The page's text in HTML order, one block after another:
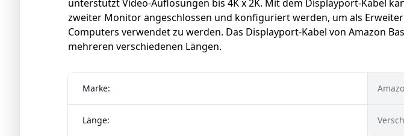
unterstützt Video-Auflösungen bis 4K x 2K. Mit dem Displayport-Kabel
zweiter Monitor angeschlossen und konfiguriert werden, um als
Computers verwendet zu werden. Das Displayport-Kabel von Amazon
mehreren verschiedenen Längen.
Marke:
Länge: